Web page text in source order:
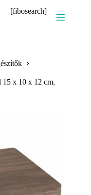
[fibosearch]
x 10 x 12 cm,